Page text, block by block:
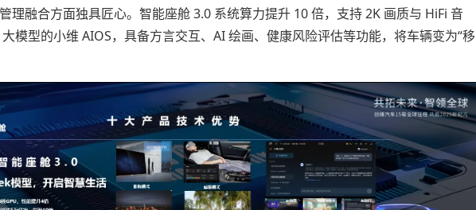
理融合方面独具匠心。智能座舱 3.0 系统算力提升 10 倍，支持 2K 画质与 HiFi 音
模型的小维 AIOS，具备方言交互、AI 绘画、健康风险评估等功能，将车辆变为“移